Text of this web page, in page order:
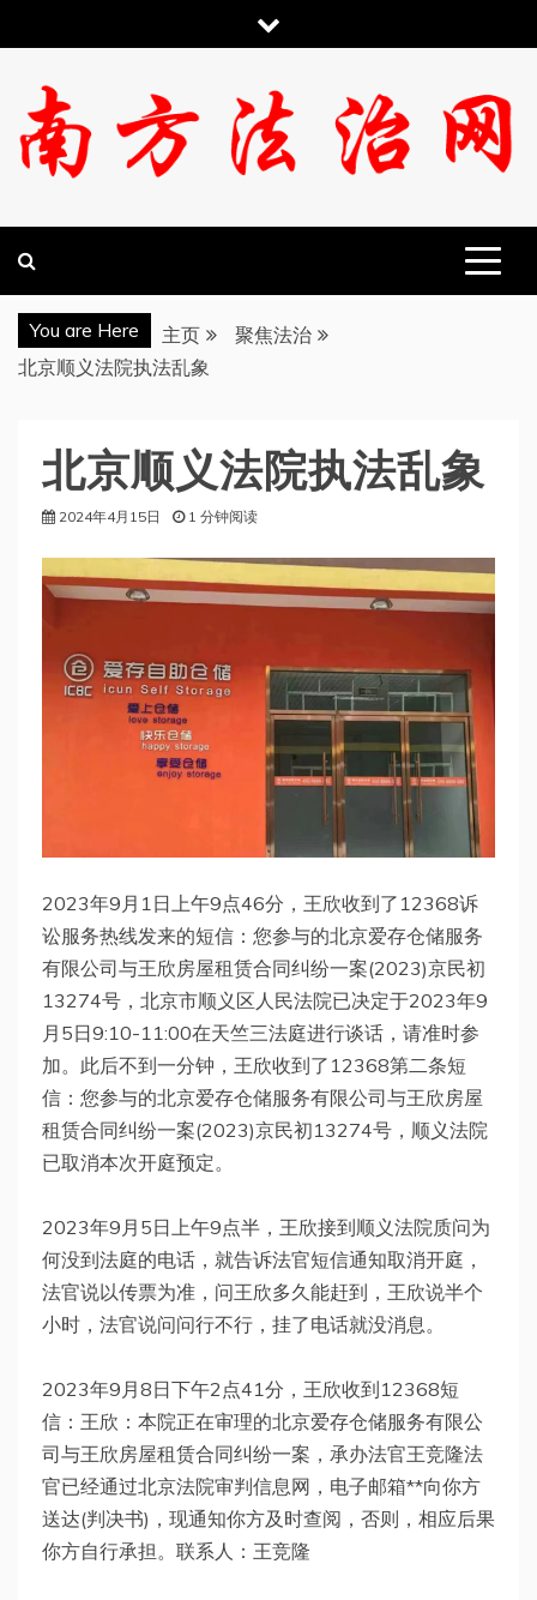
至
You are Here 主页
聚焦法治
北京顺义法院执法乱象
北京顺义法院执法乱象
2024年4月15日 1 分钟阅读
2023年9月1日上午9点46分，王欣收到了12368诉
讼服务热线发来的短信：您参与的北京爱存仓储服务
有限公司与王欣房屋租赁合同纠纷一案(2023)京民初
13274号，北京市顺义区人民法院已决定于2023年9
月5日9:10-11:00在天竺三法庭进行谈话，请准时参
加。此后不到一分钟，王欣收到了12368第二条短
信：您参与的北京爱存仓储服务有限公司与王欣房屋
租赁合同纠纷一案(2023)京民初13274号，顺义法院
已取消本次开庭预定。
2023年9月5日上午9点半，王欣接到顺义法院质问为
何没到法庭的电话，就告诉法官短信通知取消开庭，
法官说以传票为准，问王欣多久能赶到，王欣说半个
小时，法官说问问行不行，挂了电话就没消息。
2023年9月8日下午2点41分，王欣收到12368短
信：王欣：本院正在审理的北京爱存仓储服务有限公
司与王欣房屋租赁合同纠纷一案，承办法官王竞隆法
官已经通过北京法院审判信息网，电子邮箱**向你方
送达(判决书)，现通知你方及时查阅，否则，相应后果
你方自行承担。联系人：王竞隆